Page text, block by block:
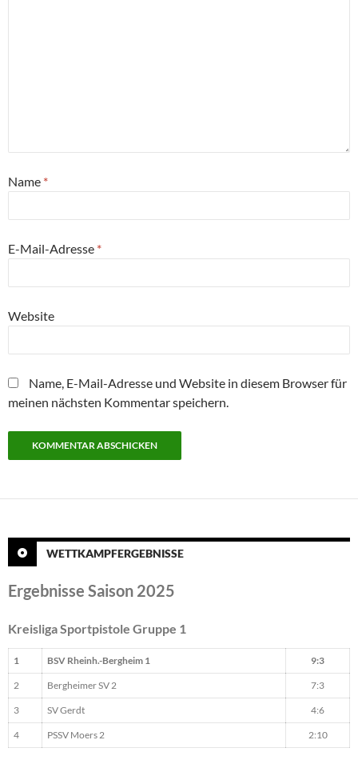
Name *
E-Mail-Adresse *
Website
Name, E-Mail-Adresse und Website in diesem Browser für
meinen nächsten Kommentar speichern.
WETTKAMPFERGEBNISSE
Ergebnisse Saison 2025
Kreisliga Sportpistole Gruppe 1
1 BSV Rheinh.-Bergheim 1 9:3
2 Bergheimer SV 2 7:3
3 SV Gerdt 4:6
4 PSSV Moers 2 2:10